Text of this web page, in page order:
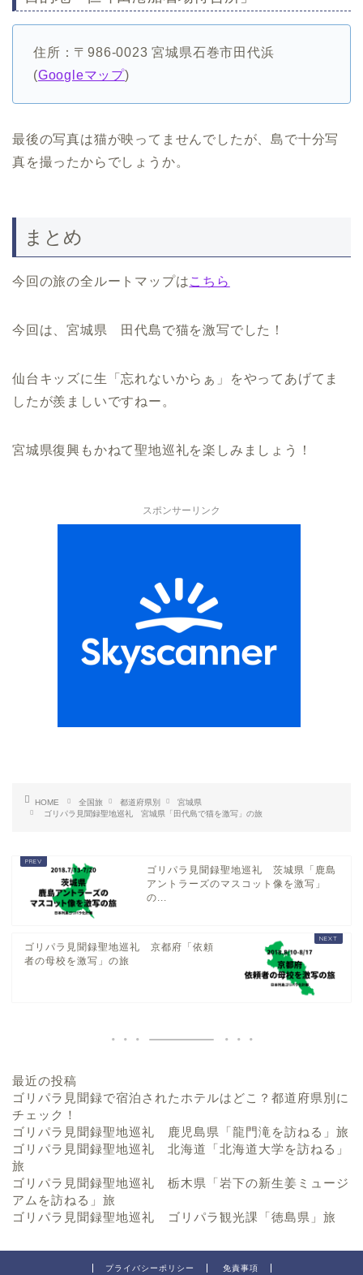
住所：〒986-0023 宮城県石巻市田代浜
(Googleマップ)
最後の写真は猫が映ってませんでしたが、島で十分写
真を撮ったからでしょうか。
まとめ
今回の旅の全ルートマップはこちら
今回は、宮城県 田代島で猫を激写でした！
仙台キッズに生「忘れないからぁ」をやってあげてま
したが羨ましいですねー。
宮城県復興もかねて聖地巡礼を楽しみましょう！
スポンサーリンク
HOME 全国旅 都道府県別
宮城県
ゴリパラ見聞録聖地巡礼 宮城県「田代島で猫を激写」の旅
ゴリパラ見聞録聖地巡礼 茨城県「鹿島
アントラーズのマスコット像を激写」
の...
ゴリパラ見聞録聖地巡礼 京都府「依頼
者の母校を激写」の旅
最近の投稿
ゴリパラ見聞録で宿泊されたホテルはどこ？都道府県別に
チェック！
ゴリパラ見聞録聖地巡礼 鹿児島県「龍門滝を訪ねる」旅
ゴリパラ見聞録聖地巡礼 北海道「北海道大学を訪ねる」
旅
ゴリパラ見聞録聖地巡礼 栃木県「岩下の新生姜ミュージ
アムを訪ねる」旅
ゴリパラ見聞録聖地巡礼 ゴリパラ観光課「徳島県」旅
プライバシーポリシー 免責事項